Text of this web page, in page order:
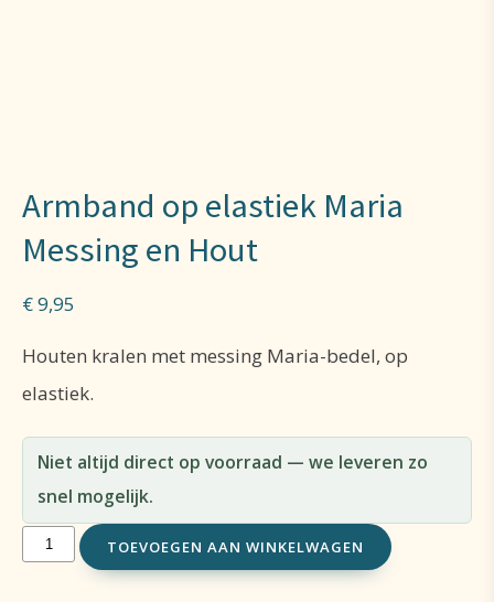
Armband op elastiek Maria
Messing en Hout
€9,95
Houten kralen met messing Maria-bedel, op
elastiek.
Niet altijd direct op voorraad — we leveren zo
snel mogelijk.
Armband
TOEVOEGEN AAN WINKELWAGEN